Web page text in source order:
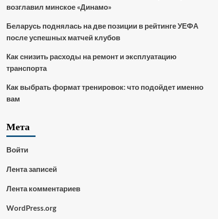
возглавил минское «Динамо»
Беларусь поднялась на две позиции в рейтинге УЕФА
после успешных матчей клубов
Как снизить расходы на ремонт и эксплуатацию
транспорта
Как выбрать формат тренировок: что подойдет именно
вам
Мета
Войти
Лента записей
Лента комментариев
WordPress.org